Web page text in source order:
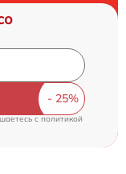
c политикой